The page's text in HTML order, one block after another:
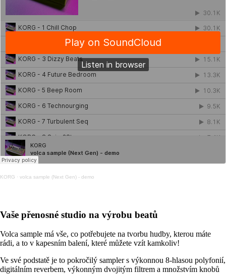
KORG · volca sample (Next Gen) - demo
Vaše přenosné studio na výrobu beatů
Volca sample má vše, co potřebujete na tvorbu hudby, kterou máte
rádi, a to v kapesním balení, které můžete vzít kamkoliv!
Ve své podstatě je to pokročilý sampler s výkonnou 8-hlasou polyfonií,
digitálním reverbem, výkonným dvojitým filtrem a množstvím knobů